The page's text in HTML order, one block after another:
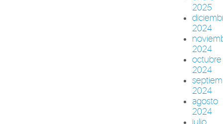
2025
2024
2024
octubre
2024
2024
agosto
2024
julio